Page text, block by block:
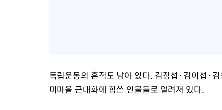
독립운동의 흔적도 남아 있다. 김정섭·김이섭·
미마을 근대화에 힘쓴 인물들로 알려져 있다.